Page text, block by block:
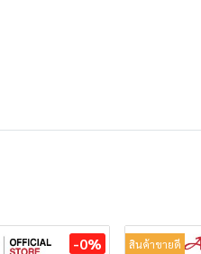
-0% สินค้าขายดี